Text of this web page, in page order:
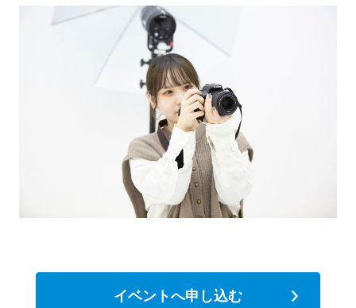
イベントへ申し込む